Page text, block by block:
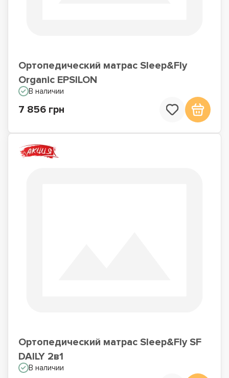
Ортопедический матрас Sleep&Fly
Organic EPSILON
В наличии
7 856 грн
Ортопедический матрас Sleep&Fly SF
DAILY 2в1
В наличии